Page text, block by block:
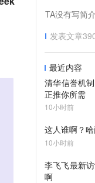
TA没有写简
发表文章
最近内容
清华信誉机
正推你所需
10小时前
这人谁啊？
10小时前
李飞飞最新
啊